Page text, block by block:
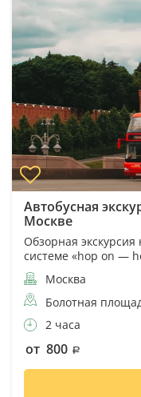
Автобусная
Москве
Обзорная экскурсия
системе «hop on —
Москва
Болотная
2 часа
от 800